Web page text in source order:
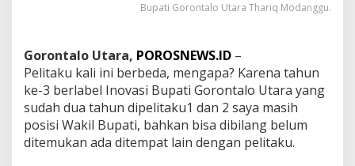
s
r
b
a
s
i
s
I
l
Bupati Gorontalo Utara Thariq Modanggu.
Gorontalo Utara, POROSNEWS.ID –
Pelitaku kali ini berbeda, mengapa? Karena tahun
ke-3 berlabel Inovasi Bupati Gorontalo Utara yang
sudah dua tahun dipelitaku1 dan 2 saya masih
posisi Wakil Bupati, bahkan bisa dibilang belum
ditemukan ada ditempat lain dengan pelitaku.